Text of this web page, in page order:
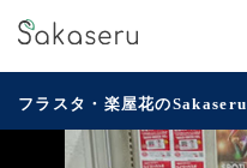
フラスタ・楽屋花のSakaseru